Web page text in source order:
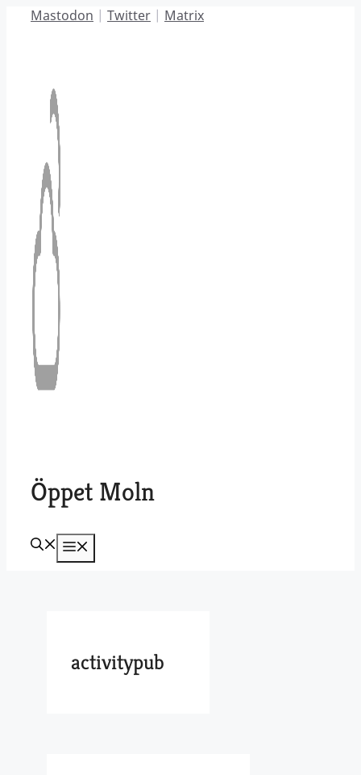
HoppaMastodon | Twitter | Matrix
Öppet Moln
activitypub